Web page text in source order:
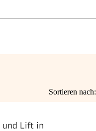
Sortieren nach:
und Lift in